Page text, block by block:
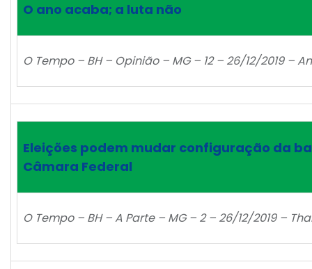
O ano acaba; a luta não
O Tempo – BH – Opinião – MG – 12 – 26/12/2019 –
Eleições podem mudar configuração da
Câmara Federal
O Tempo – BH – A Parte – MG – 2 – 26/12/2019 –